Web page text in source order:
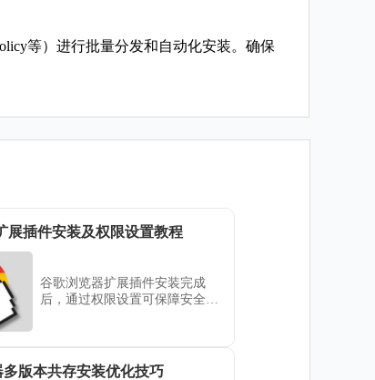
等）进行批量分发和自动化安装。确保
展插件安装及权限设置教程
谷歌浏览器扩展插件安装完成
后，通过权限设置可保障安全使
多版本共存安装优化技巧